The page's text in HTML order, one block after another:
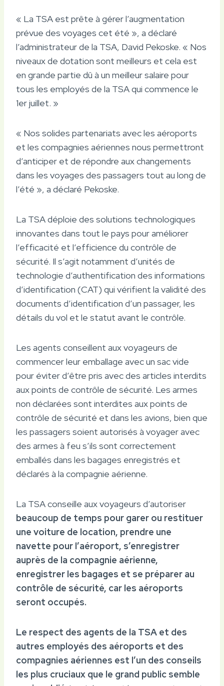
« La TSA est prête à gérer l’augmentation
prévue des voyages cet été », a déclaré
l’administrateur de la TSA, David Pekoske. « Nos
niveaux de dotation sont meilleurs et cela est
en grande partie dû à un meilleur salaire pour
tous les employés de la TSA qui commence le
1er juillet. »
« Nos solides partenariats avec les aéroports
et les compagnies aériennes nous permettront
d’anticiper et de répondre aux changements
dans les voyages des passagers tout au long de
l’été », a déclaré Pekoske.
La TSA déploie des solutions technologiques
innovantes dans tout le pays pour améliorer
l’efficacité et l’efficience du contrôle de
sécurité. Il s’agit notamment d’unités de
technologie d’authentification des informations
d’identification (CAT) qui vérifient la validité des
documents d’identification d’un passager, les
détails du vol et le statut avant le contrôle.
Les agents conseillent aux voyageurs de
commencer leur emballage avec un sac vide
pour éviter d’être pris avec des articles interdits
aux points de contrôle de sécurité. Les armes
non déclarées sont interdites aux points de
contrôle de sécurité et dans les avions, bien que
les passagers soient autorisés à voyager avec
des armes à feu s’ils sont correctement
emballés dans les bagages enregistrés et
déclarés à la compagnie aérienne.
La TSA conseille aux voyageurs d’autoriser
beaucoup de temps pour garer ou restituer
une voiture de location, prendre une
navette pour l’aéroport, s’enregistrer
auprès de la compagnie aérienne,
enregistrer les bagages et se préparer au
contrôle de sécurité, car les aéroports
seront occupés.
Le respect des agents de la TSA et des
autres employés des aéroports et des
compagnies aériennes est l’un des conseils
les plus cruciaux que le grand public semble